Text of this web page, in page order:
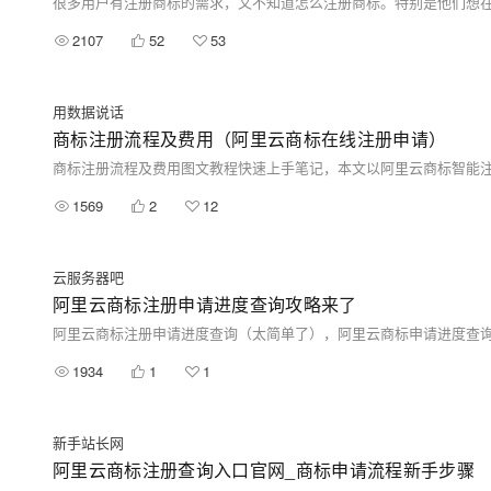
2107 52 53
用数据说话
商标注册流程及费用（阿里云商标在线注册申请）
1569 2 12
云服务器吧
阿里云商标注册申请进度查询攻略来了
1934 1 1
新手站长网
阿里云商标注册查询入口官网_商标申请流程新手步骤